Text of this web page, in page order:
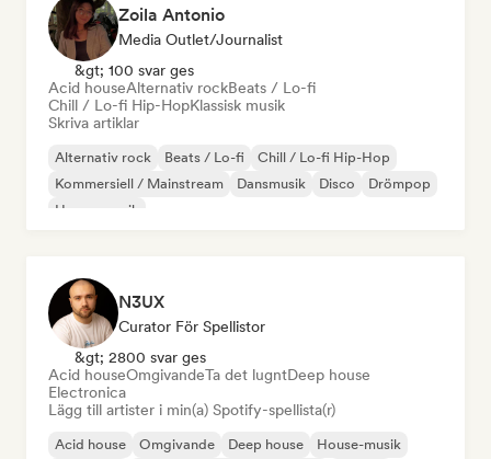
Zoila Antonio
Media Outlet/Journalist
&gt; 100 svar ges
Acid houseAlternativ rockBeats / Lo-fi
Chill / Lo-fi Hip-HopKlassisk musik
Skriva artiklar
Alternativ rock Beats / Lo-fi
Chill / Lo-fi Hip-Hop
Kommersiell / Mainstream
Dansmusik Disco
Drömpop
House-musik
N3UX
Curator För Spellistor
&gt; 2800 svar ges
Acid houseOmgivandeTa det lugntDeep house
Electronica
Lägg till artister i min(a) Spotify-spellista(r)
Acid house Omgivande Deep house
House-musik